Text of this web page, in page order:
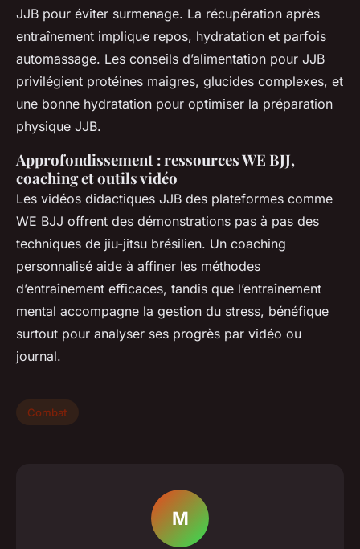
JJB pour éviter surmenage. La récupération après
entraînement implique repos, hydratation et parfois
automassage. Les conseils d’alimentation pour JJB
privilégient protéines maigres, glucides complexes, et
une bonne hydratation pour optimiser la préparation
physique JJB.
Approfondissement : ressources WE BJJ,
coaching et outils vidéo
Les vidéos didactiques JJB des plateformes comme
WE BJJ offrent des démonstrations pas à pas des
techniques de jiu-jitsu brésilien. Un coaching
personnalisé aide à affiner les méthodes
d’entraînement efficaces, tandis que l’entraînement
mental accompagne la gestion du stress, bénéfique
surtout pour analyser ses progrès par vidéo ou
journal.
Combat
M